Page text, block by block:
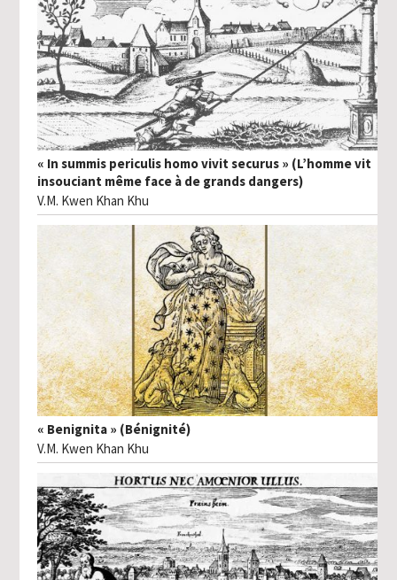
« In summis periculis homo vivit securus » (L’homme vit
insouciant même face à de grands dangers)
V.M. Kwen Khan Khu
« Benignita » (Bénignité)
V.M. Kwen Khan Khu